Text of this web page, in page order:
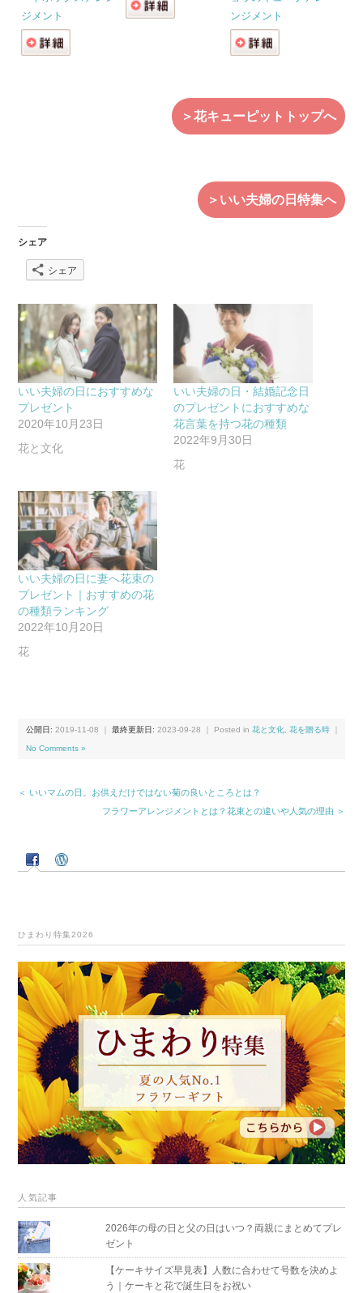
ジメント
ンジメント
＞花キューピットトップへ
＞いい夫婦の日特集へ
シェア
シェア
いい夫婦の日におすすめな
プレゼント
2020年10月23日
花と文化
いい夫婦の日・結婚記念日
のプレゼントにおすすめな
花言葉を持つ花の種類
2022年9月30日
花
いい夫婦の日に妻へ花束の
プレゼント｜おすすめの花
の種類ランキング
2022年10月20日
花
公開日:2019-11-08 ｜最終更新日:2023-09-28 ｜ Posted in花と文化 ,花を贈る時
No Comments »
＜ いいマムの日。お供えだけではない菊の良いところとは？
フラワーアレンジメントとは？花束との違いや人気の理由 ＞
ひまわり特集2026
人気記事
2026年の母の日と父の日はいつ？両親にまとめてプレ
ゼント
【ケーキサイズ早見表】人数に合わせて号数を決めよ
う｜ケーキと花で誕生日をお祝い